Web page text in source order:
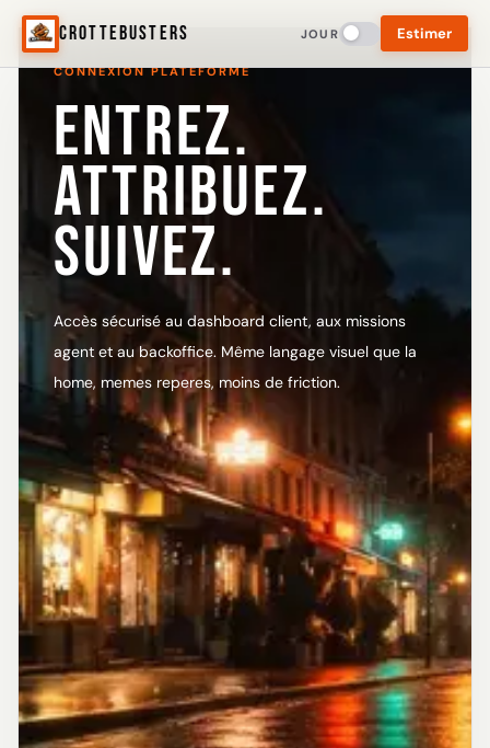
CrotteBusters JOUR Estimer
CONNEXION PLATEFORME
ENTREZ.
ATTRIBUEZ.
SUIVEZ.
Accès sécurisé au dashboard client, aux missions
agent et au backoffice. Même langage visuel que la
home, memes reperes, moins de friction.